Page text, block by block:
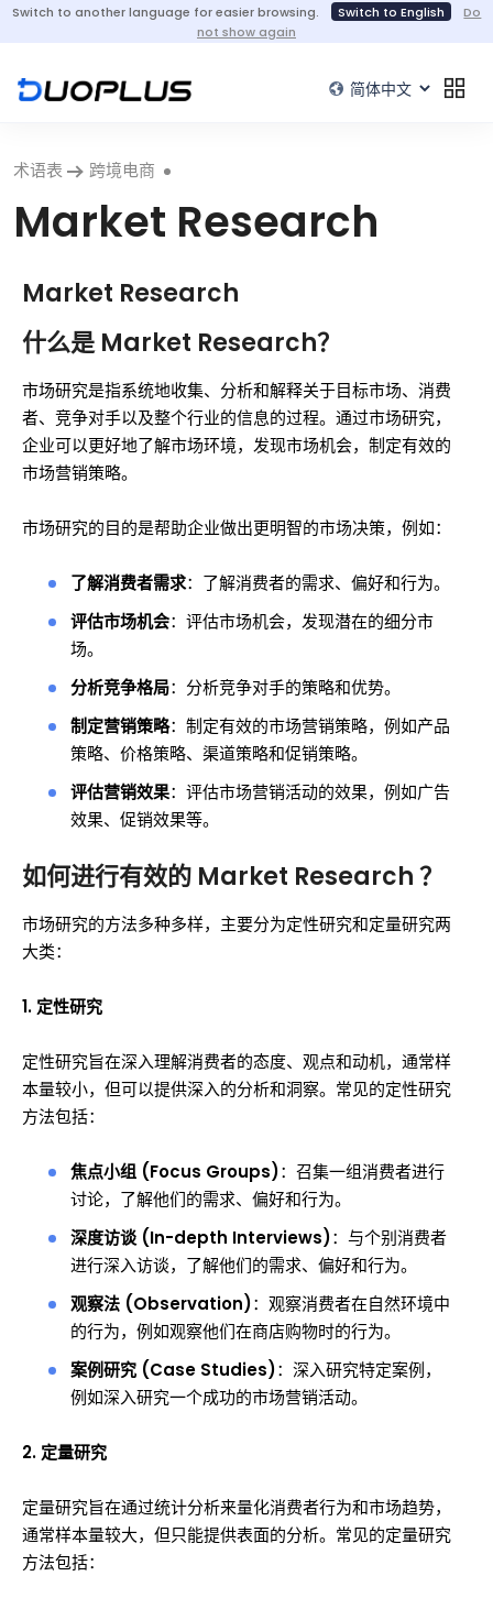
Switch to another language for easier browsing. Switch to English
Do
not show again
术语表 跨境电商
Market Research
Market Research
什么是 Market Research？
市场研究是指系统地收集、分析和解释关于目标市场、消费
者、竞争对手以及整个行业的信息的过程。通过市场研究，
企业可以更好地了解市场环境，发现市场机会，制定有效的
市场营销策略。
市场研究的目的是帮助企业做出更明智的市场决策，例如：
了解消费者需求：了解消费者的需求、偏好和行为。
评估市场机会：评估市场机会，发现潜在的细分市
场。
分析竞争格局：分析竞争对手的策略和优势。
制定营销策略：制定有效的市场营销策略，例如产品
策略、价格策略、渠道策略和促销策略。
评估营销效果：评估市场营销活动的效果，例如广告
效果、促销效果等。
如何进行有效的 Market Research ？
市场研究的方法多种多样，主要分为定性研究和定量研究两
大类：
1. 定性研究
定性研究旨在深入理解消费者的态度、观点和动机，通常样
本量较小，但可以提供深入的分析和洞察。常见的定性研究
方法包括：
焦点小组 (Focus Groups)：召集一组消费者进行
讨论，了解他们的需求、偏好和行为。
深度访谈 (In-depth Interviews)：与个别消费者
进行深入访谈，了解他们的需求、偏好和行为。
观察法 (Observation)：观察消费者在自然环境中
的行为，例如观察他们在商店购物时的行为。
案例研究 (Case Studies)：深入研究特定案例，
例如深入研究一个成功的市场营销活动。
2. 定量研究
定量研究旨在通过统计分析来量化消费者行为和市场趋势，
通常样本量较大，但只能提供表面的分析。常见的定量研究
方法包括：